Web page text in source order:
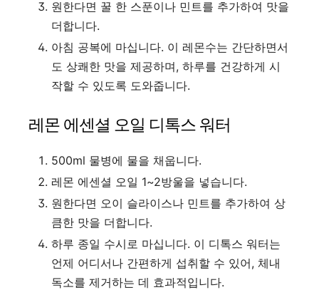
원한다면 꿀 한 스푼이나 민트를 추가하여 맛을
더합니다.
아침 공복에 마십니다. 이 레몬수는 간단하면서
도 상쾌한 맛을 제공하며, 하루를 건강하게 시
작할 수 있도록 도와줍니다.
레몬 에센셜 오일 디톡스 워터
500ml 물병에 물을 채웁니다.
레몬 에센셜 오일 1~2방울을 넣습니다.
원한다면 오이 슬라이스나 민트를 추가하여 상
큼한 맛을 더합니다.
하루 종일 수시로 마십니다. 이 디톡스 워터는
언제 어디서나 간편하게 섭취할 수 있어, 체내
독소를 제거하는 데 효과적입니다.